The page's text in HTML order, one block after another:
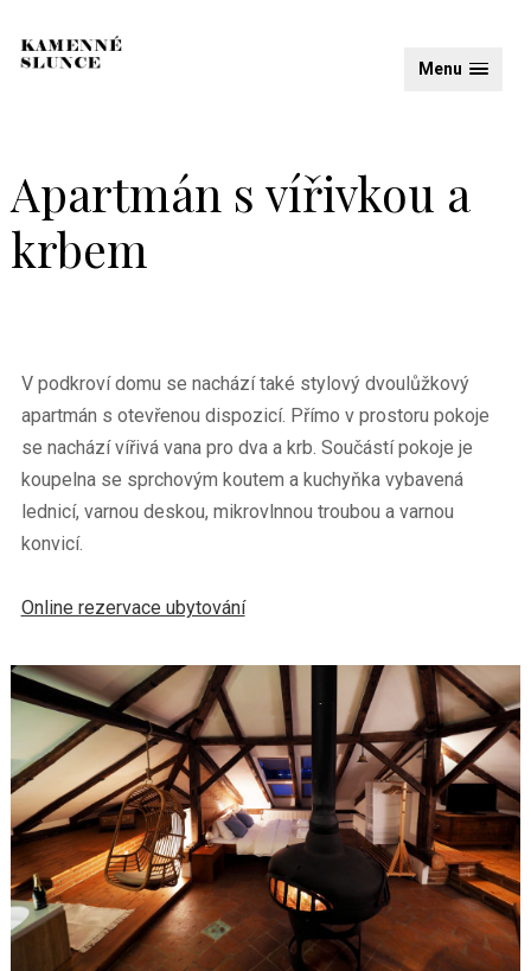
Menu
Apartmán s vířivkou a
krbem
V podkroví domu se nachází také stylový dvoulůžkový
apartmán s otevřenou dispozicí. Přímo v prostoru pokoje
se nachází vířivá vana pro dva a krb. Součástí pokoje je
koupelna se sprchovým koutem a kuchyňka vybavená
lednicí, varnou deskou, mikrovlnnou troubou a varnou
konvicí.
Online rezervace ubytování